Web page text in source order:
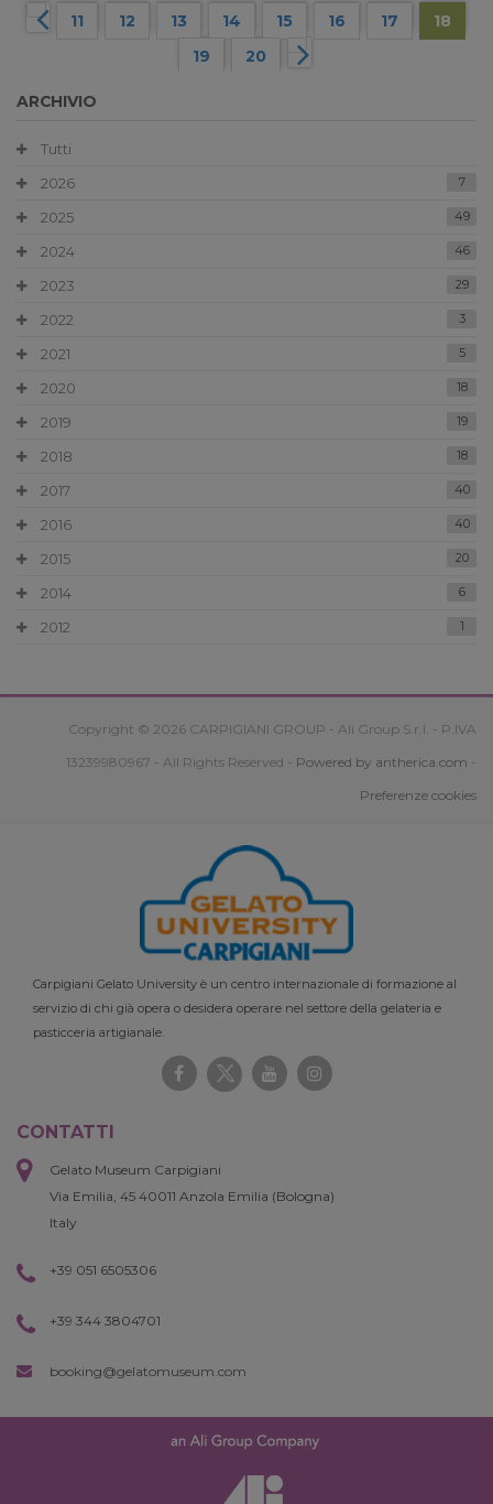
11 12 13 14 15 16 17
18
19
20
ARCHIVIO
Tutti
2026
7
2025 49
2024 46
2023 29
2022 3
2021 5
2020 18
2019 19
2018 18
2017 40
2016 40
2015 20
2014 6
2012 1
Copyright © 2026 CARPIGIANI GROUP - Ali Group S.r.l. - P.IVA
13239980967 - All Rights Reserved - Powered by antherica.com -
Preferenze cookies
Carpigiani Gelato University è un centro internazionale di formazione al
servizio di chi già opera o desidera operare nel settore della gelateria e
pasticceria artigianale.
CONTATTI
Gelato Museum Carpigiani
Via Emilia, 45 40011 Anzola Emilia (Bologna)
Italy
+39 051 6505306
+39 344 3804701
booking@gelatomuseum.com